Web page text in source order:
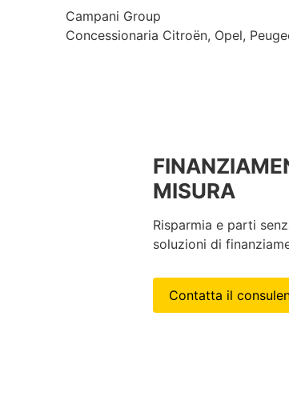
Campani Group
Concessionaria Citroën, Opel,
MISURA
Risparmia e parti
soluzioni di
Contatta il